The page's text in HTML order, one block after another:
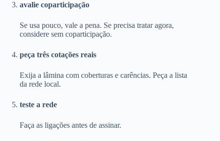
avalie coparticipação
Se usa pouco, vale a pena. Se precisa tratar agora,
considere sem coparticipação.
peça três cotações reais
Exija a lâmina com coberturas e carências. Peça a lista
da rede local.
teste a rede
Faça as ligações antes de assinar.